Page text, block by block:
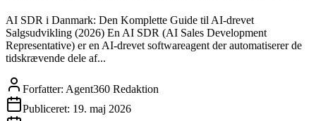
AI SDR i Danmark: Den Komplette Guide til AI-drevet
Salgsudvikling (2026) En AI SDR (AI Sales Development
Representative) er en AI-drevet softwareagent der automatiserer de
tidskrævende dele af...
Forfatter: Agent360 Redaktion
Publiceret: 19. maj 2026